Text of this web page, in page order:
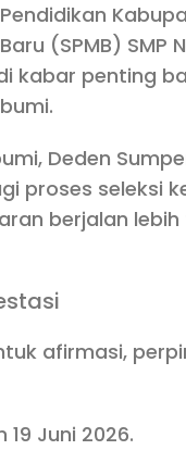
(SPMB) SMP
kabar penting
Deden
proses seleksi
berjalan
afirmasi,
19 Juni 2026.